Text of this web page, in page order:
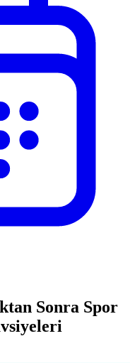
Sonra Spor